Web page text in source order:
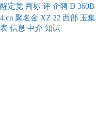
醒定竞 商标 评 企聘 D 360B
4.cn 聚名金 XZ 22 西部 玉集
表 信息 中介 知识